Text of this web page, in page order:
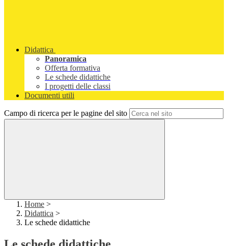
Didattica
Panoramica
Offerta formativa
Le schede didattiche
I progetti delle classi
Documenti utili
Campo di ricerca per le pagine del sito
Home >
Didattica >
Le schede didattiche